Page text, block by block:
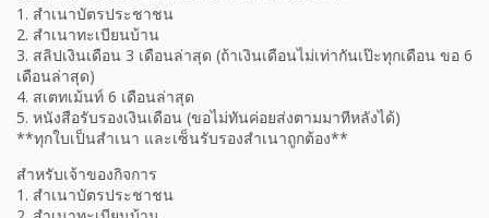
1. สำเนาบัตรประชาชน
2. สำเนาทะเบียนบ้าน
3. สลิปเงินเดือน 3 เดือนล่าสุด (ถ้าเงินเดือนไม่เท่ากันเป๊ะทุกเดือน ขอ 6
เดือนล่าสุด)
4. สเตทเม้นท์ 6 เดือนล่าสุด
5. หนังสือรับรองเงินเดือน (ขอไม่ทันค่อยส่งตามมาทีหลังได้)
**ทุกใบเป็นสำเนา และเซ็นรับรองสำเนาถูกต้อง**
สำหรับเจ้าของกิจการ
1. สำเนาบัตรประชาชน